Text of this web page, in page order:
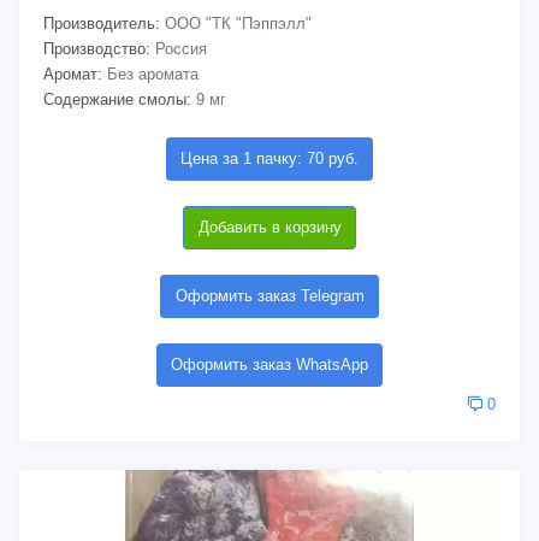
Производитель: ООО "ТК "Пэппэлл"
Производство: Россия
Аромат: Без аромата
Содержание смолы: 9 мг
Цена за 1 пачку: 70 руб.
Добавить в корзину
Оформить заказ Telegram
Оформить заказ WhatsApp
0